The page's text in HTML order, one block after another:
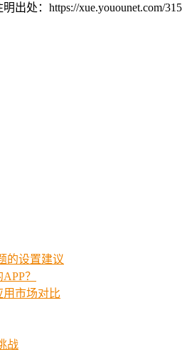
处：https://xue.youounet.com/
的设置建议
？
用市场对比
战